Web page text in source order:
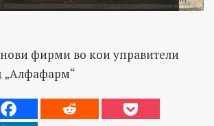
фирми во кои управители
„Алфафарм“